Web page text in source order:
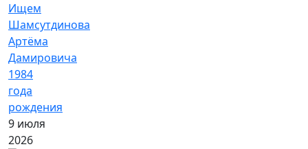
Ищем
Шамсутдинова
Артёма
Дамировича
1984
года
рождения
9 июля
2026